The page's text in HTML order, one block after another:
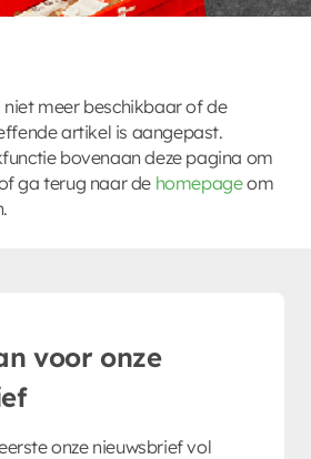
meer beschikbaar of de
artikel is aangepast.
bovenaan deze pagina om
ga terug naar de homepageom
voor onze
onze nieuwsbrief vol